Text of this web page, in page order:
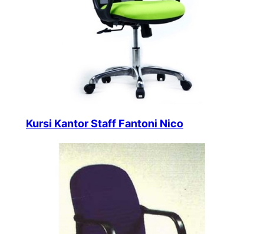
Kursi Kantor Staff Fantoni Nico